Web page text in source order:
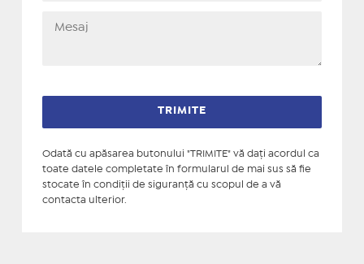
Odată cu apăsarea butonului "TRIMITE" vă daţi acordul ca
toate datele completate în formularul de mai sus să fie
stocate în condiţii de siguranţă cu scopul de a vă
contacta ulterior.